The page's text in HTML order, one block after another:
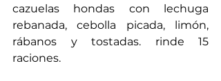
cazuelas hondas con lechuga
rebanada, cebolla picada, limón,
rábanos y tostadas. rinde 15
raciones.